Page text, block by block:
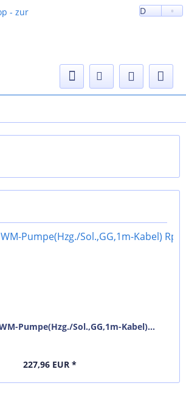
D
Pumpe(Hzg./Sol.,GG,1m-Kabel)...
227,96 EUR *